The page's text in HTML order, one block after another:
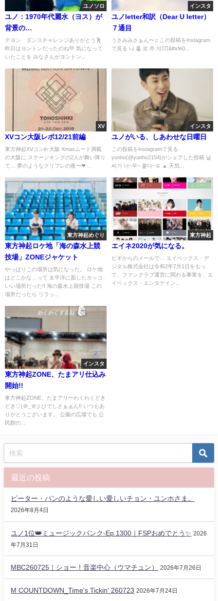
ユノソロ
ユノ：1970年代麗水（ヨス）が
背景の…
テヨン ダンスチャレンジありがとう🕺
昨日はヨントンだったのね💚 気になって
いたことを みなさんがヨントン...
インスタ
ユノletter和訳（Dear U letter）
７通目
うさみみさぁん〜♫ この投稿をInstagram
で見る 나.홀.로.추.석🙆‍♂&#xfe0...
XV
XVコン大阪レポ12/21前編
東方神起XVコンin 大阪 Xmasムード満載
の大阪に ステージキングの2人が舞い降り
て… 夢のようなクリプレの夜〜❤︎ ...
インスタ
ユノがいる、しあわせな日曜日
この投稿をInstagramで見る
yunho(@yunho2154)がシェアした投稿 날
씨가 너~무~ 좋다~☺ ▲ 天気...
東方神起めぐり
東方神起ロケ地「海の森水上競
技場」ZONEジャケット
やっぱりこの場所は気になった。 ロケ地
はどこかな…って 太平洋に面したカッコ
いい場所だった!! 海の森水上競技場 この
場所だったら リラッ...
東方神起
エイネ2020が気になる。
ビギからのメールで… エイベックス・デ
ジタル株式会社は令和2年7月1日をもっ
て、ファンクラブ運営に関わる事業を、エ
イベックス・エンタテイン...
インスタ
東方神起ZONE、たまアリ仕込み
開始!!
東方神起ZONE、たまアリ〜わくわくどき
どき♡(＠_＠;) ひでしさぁぁん!! いつもあ
りがとうございます。 公園の広場でも 公
民館の...
最近の投稿
ピーター・パンのような愛しい愛しいチョン・ユンホさま。
2026年8月4日
ユノ1位👑ミュージックバンク-Ep.1300｜FSPおめでとう✨️ 2026
年7月31日
MBC260725｜ショー！音楽中心（ウマチュン） 2026年7月26日
M COUNTDOWN_Time's Tickin' 260723 2026年7月24日